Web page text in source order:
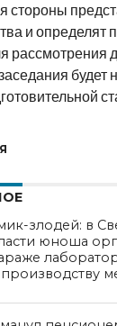
стороны
и определят
рассмотрения
будет
злодей: в
юноша